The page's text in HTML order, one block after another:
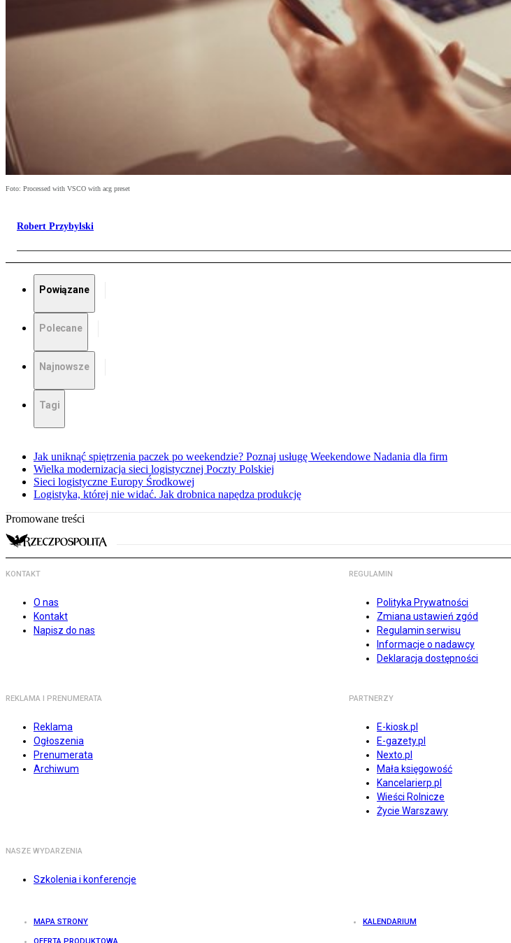
Foto: Processed with VSCO with acg preset
Robert Przybylski
Powiązane
Polecane
Najnowsze
Tagi
Jak uniknąć spiętrzenia paczek po weekendzie? Poznaj usługę Weekendowe Nadania dla firm
Wielka modernizacja sieci logistycznej Poczty Polskiej
Sieci logistyczne Europy Środkowej
Logistyka, której nie widać. Jak drobnica napędza produkcję
Promowane treści
KONTAKT
O nas
Kontakt
Napisz do nas
REGULAMIN
Polityka Prywatności
Zmiana ustawień zgód
Regulamin serwisu
Informacje o nadawcy
Deklaracja dostępności
REKLAMA I PRENUMERATA
Reklama
Ogłoszenia
Prenumerata
Archiwum
PARTNERZY
E-kiosk.pl
E-gazety.pl
Nexto.pl
Mała księgowość
Kancelarierp.pl
Wieści Rolnicze
Życie Warszawy
NASZE WYDARZENIA
Szkolenia i konferencje
MAPA STRONY KALENDARIUM